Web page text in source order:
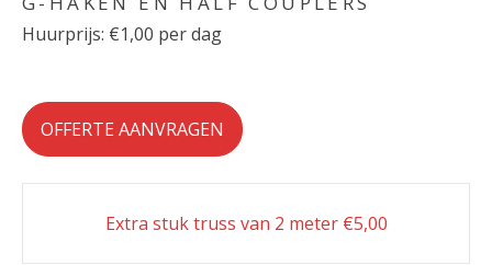
Huurprijs: €1,00 per dag
OFFERTE AANVRAGEN
Post
navigation
Extra stuk truss van 2 meter €5,00